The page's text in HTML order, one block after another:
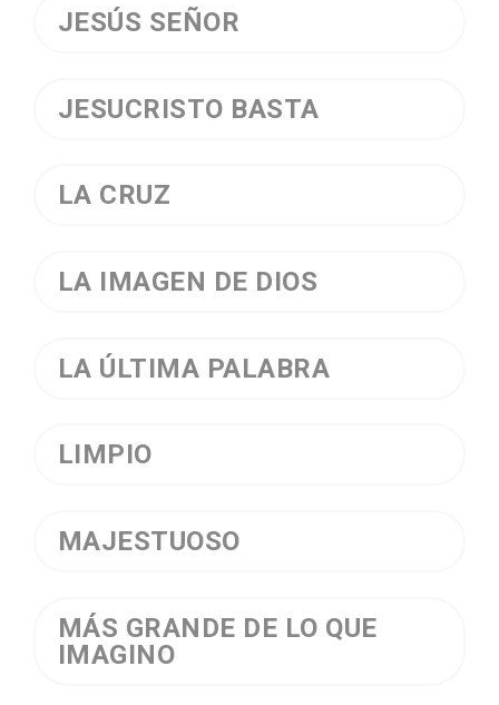
JESÚS SEÑOR
JESUCRISTO BASTA
LA CRUZ
LA IMAGEN DE DIOS
LA ÚLTIMA PALABRA
LIMPIO
MAJESTUOSO
MÁS GRANDE DE LO QUE
IMAGINO